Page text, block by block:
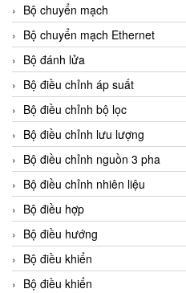
Bộ chuyển mạch
Bộ chuyển mạch Ethernet
Bộ đánh lửa
Bộ điều chỉnh áp suất
Bộ điều chỉnh bộ lọc
Bộ điều chỉnh lưu lượng
Bộ điều chỉnh nguồn 3 pha
Bộ điều chỉnh nhiên liệu
Bộ điều hợp
Bộ điều hướng
Bộ điều khiển
Bộ điều khiển